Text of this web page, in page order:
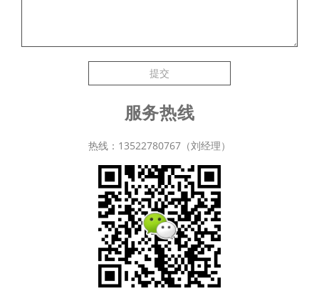
提交
服务热线
热线：13522780767（刘经理）